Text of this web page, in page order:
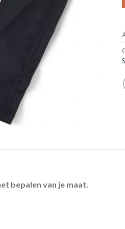
bepalen van je maat.